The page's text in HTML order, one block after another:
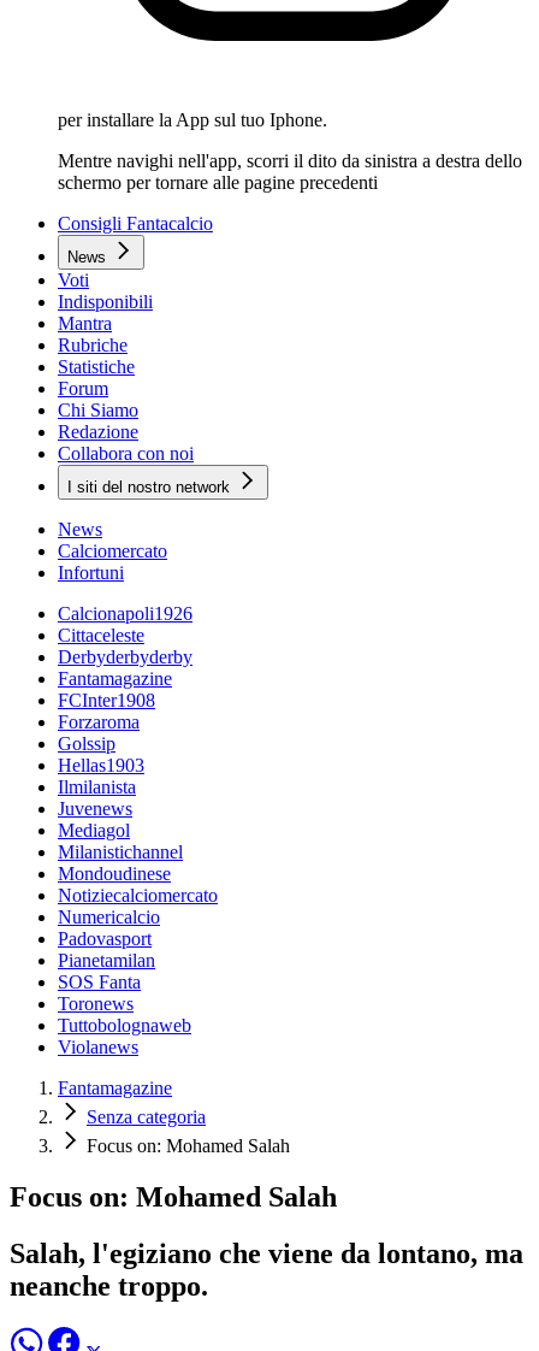
per installare la App sul tuo Iphone.
Mentre navighi nell'app, scorri il dito da sinistra a destra dello
schermo per tornare alle pagine precedenti
Consigli Fantacalcio
News
Voti
Indisponibili
Mantra
Rubriche
Statistiche
Forum
Chi Siamo
Redazione
Collabora con noi
I siti del nostro network
News
Calciomercato
Infortuni
Calcionapoli1926
Cittaceleste
Derbyderbyderby
Fantamagazine
FCInter1908
Forzaroma
Golssip
Hellas1903
Ilmilanista
Juvenews
Mediagol
Milanistichannel
Mondoudinese
Notiziecalciomercato
Numericalcio
Padovasport
Pianetamilan
SOS Fanta
Toronews
Tuttobolognaweb
Violanews
Fantamagazine
Senza categoria
Focus on: Mohamed Salah
Focus on: Mohamed Salah
Salah, l'egiziano che viene da lontano, ma
neanche troppo.